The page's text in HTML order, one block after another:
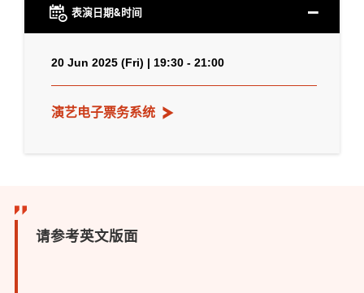
表演日期&时间
20 Jun 2025 (Fri) | 19:30 - 21:00
演艺电子票务系统
请参考英文版面